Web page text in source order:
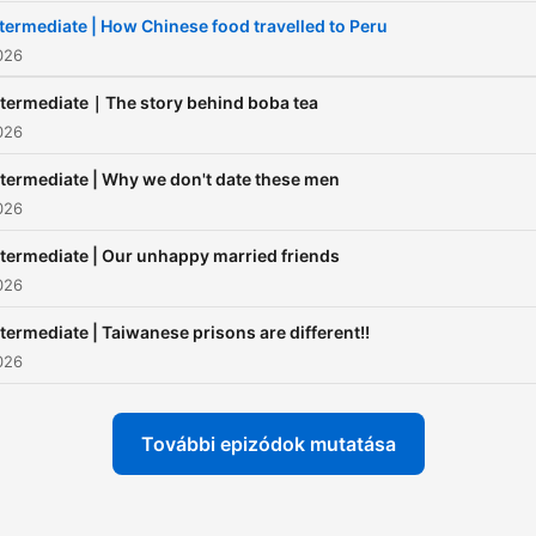
https://duchinese.net/
chensuqing537@gmail.com
| How Chinese food travelled to Peru
｜The story behind boba tea
| Why we don't date these men
| Our unhappy married friends
| Taiwanese prisons are different!!
További epizódok mutatása